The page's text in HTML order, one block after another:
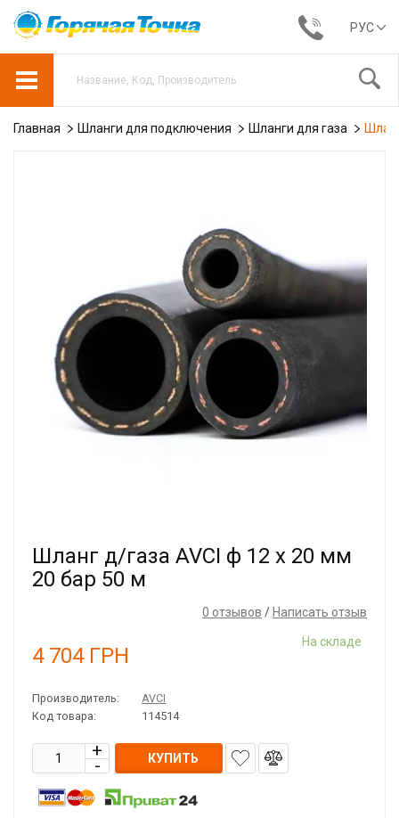
РУС
Главная Шланги для подключения Шланги для газа
Шланг д/газа AVCI ф 12 х 20 мм
20 бар 50 м
0 отзывов / Написать отзыв
4 704ГРН
На складе
Производитель:
AVCI
Код товара:
114514
КУПИТЬ